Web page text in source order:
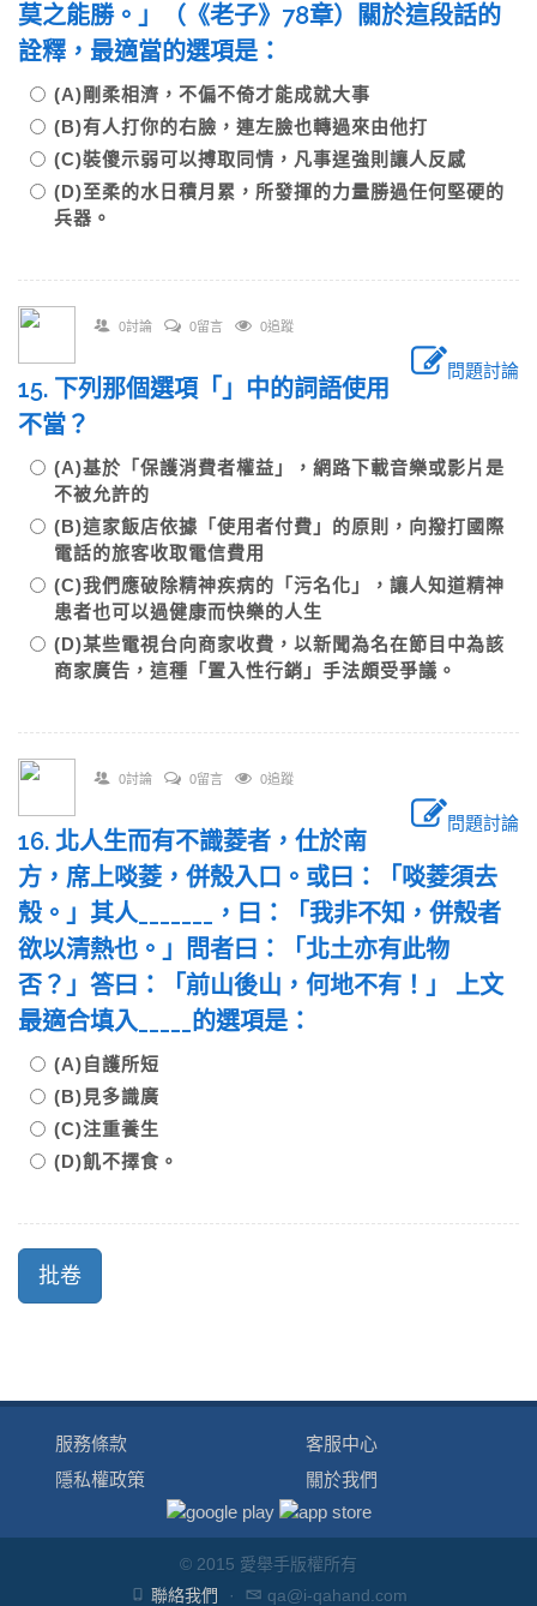
莫之能勝。」（《老子》78章）關於這段話的
詮釋，最適當的選項是：
(A)剛柔相濟，不偏不倚才能成就大事
(B)有人打你的右臉，連左臉也轉過來由他打
(C)裝傻示弱可以搏取同情，凡事逞強則讓人反感
(D)至柔的水日積月累，所發揮的力量勝過任何堅硬的
兵器。
0討論 0留言 0追蹤
問題討論
15. 下列那個選項「」中的詞語使用
不當？
(A)基於「保護消費者權益」，網路下載音樂或影片是
不被允許的
(B)這家飯店依據「使用者付費」的原則，向撥打國際
電話的旅客收取電信費用
(C)我們應破除精神疾病的「污名化」，讓人知道精神
患者也可以過健康而快樂的人生
(D)某些電視台向商家收費，以新聞為名在節目中為該
商家廣告，這種「置入性行銷」手法頗受爭議。
0討論 0留言 0追蹤
問題討論
16. 北人生而有不識菱者，仕於南
方，席上啖菱，併殼入口。或曰：「啖菱須去
殼。」其人_______，曰：「我非不知，併殼者
欲以清熱也。」問者曰：「北土亦有此物
否？」答曰：「前山後山，何地不有！」 上文
最適合填入_____的選項是：
(A)自護所短
(B)見多識廣
(C)注重養生
(D)飢不擇食。
服務條款
隱私權政策
客服中心
關於我們
© 2015 愛舉手版權所有
聯絡我們
· qa@i-qahand.com